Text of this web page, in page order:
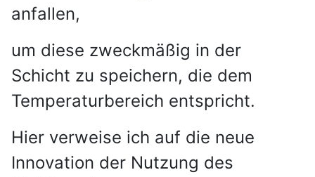
anfallen,
um diese zweckmäßig in der
Schicht zu speichern, die dem
Temperaturbereich entspricht.
Hier verweise ich auf die neue
Innovation der Nutzung des